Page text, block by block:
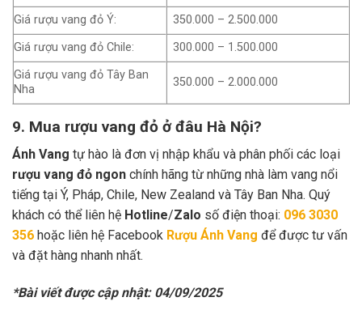
Giá rượu vang đỏ Ý:
350.000 – 2.500.000
Giá rượu vang đỏ Chile:
300.000 – 1.500.000
Giá rượu vang đỏ Tây Ban
Nha
350.000 – 2.000.000
9. Mua rượu vang đỏ ở đâu Hà Nội?
Ánh Vang tự hào là đơn vị nhập khẩu và phân phối các loại
rượu vang đỏ ngon chính hãng từ những nhà làm vang nổi
tiếng tại Ý, Pháp, Chile, New Zealand và Tây Ban Nha. Quý
khách có thể liên hệ Hotline/Zalo số điện thoại: 096 3030
356 hoặc liên hệ Facebook Rượu Ánh Vang để được tư vấn
và đặt hàng nhanh nhất.
*Bài viết được cập nhật: 04/09/2025